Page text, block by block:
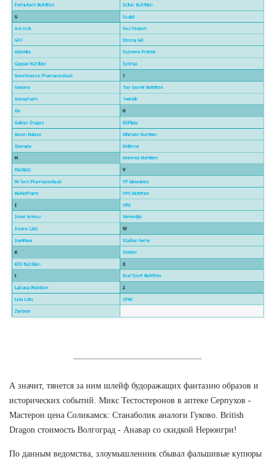
А значит, тянется за ним шлейф будоражащих фантазию образов и
исторических событий. Микс Тестостеронов в аптеке Серпухов -
Мастерон цена Соликамск: Станаболик аналоги Гуково. British
Dragon стоимость Волгоград - Анавар со скидкой Нерюнгри!
По данным ведомства, злоумышленник сбывал фальшивые купюры